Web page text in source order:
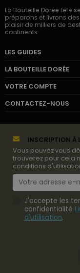
La Bouteille Dorée fête
préparons et livrons
plaisir de milliers de
continents.
LES GUIDES
LA BOUTEILLE DORÉE
VOTRE COMPTE
CONTACTEZ-NOUS
INSCRIPTION À
Vous pouvez vous
trouverez pour cela
conditions
J'accepte les
confidentialité
d'utilisation.